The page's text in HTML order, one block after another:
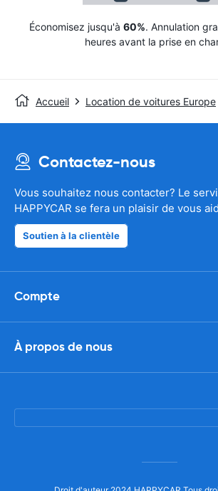
Économisez jusqu'à 60%. Annulation
heures avant la prise en
Accueil Location de voitures Europe
Contactez-nous
Vous souhaitez nous contacter? Le
HAPPYCAR se fera un plaisir de vous
Soutien à la clientèle
Compte
À propos de nous